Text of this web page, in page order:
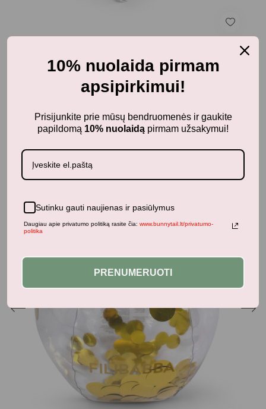
Dviratukai, paspirtukai, mašinėlės ir šalmai
Mini Micro paspirtukas - Deluxe LED Ocean Blue
99,99 € su PVM
Panašūs produktai
10% nuolaida pirmam
apsipirkimui!
Prisijunkite prie mūsų bendruomenės ir gaukite
papildomą 10% nuolaidą pirmam užsakymui!
Sutinku gauti naujienas ir pasiūlymus
Daugiau apie privatumo politiką rasite čia: www.bunnytail.lt/privatumo-
politika
PRENUMERUOTI